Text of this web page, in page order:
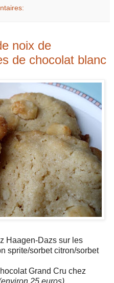
noix de
de chocolat blanc
Haagen-Dazs sur les
sprite/sorbet citron/sorbet
Grand Cru chez
25 euros)